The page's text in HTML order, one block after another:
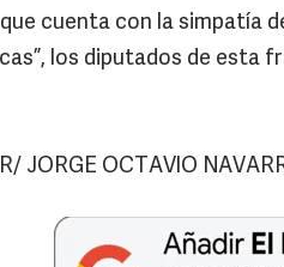
cuenta con la simpatía
los diputados de esta
JORGE OCTAVIO